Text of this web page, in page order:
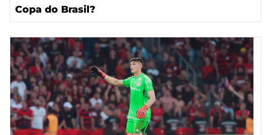
Copa do Brasil?